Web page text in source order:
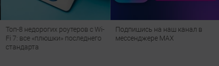
Топ-8 недорогих роутеров с Wi-
Fi 7: все «плюшки» последнего
стандарта
Подпишись на наш канал в
мессенджере МАХ